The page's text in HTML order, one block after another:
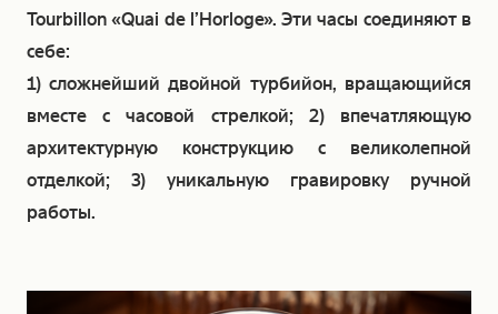
Tourbillon «Quai de l’Horloge». Эти часы соединяют в
себе:
1) сложнейший двойной турбийон, вращающийся
вместе с часовой стрелкой; 2) впечатляющую
архитектурную конструкцию с великолепной
отделкой; 3) уникальную гравировку ручной
работы.